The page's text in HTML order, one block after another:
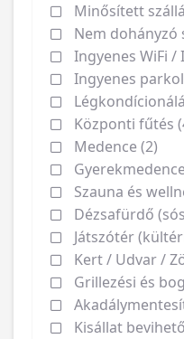
Minősített
Nem dohányzó
Ingyenes WiFi /
Ingyenes
Központi fűtés
Medence (2)
Szauna és
Dézsafürdő
Játszótér
Kert / Udvar /
Grillezési és
Kisállat